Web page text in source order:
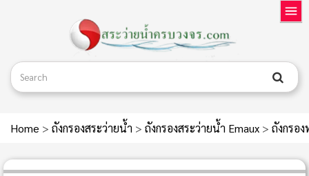
Home > ถังกรองสระว่ายน้ำ > ถังกรองสระว่ายน้ำ Emaux > ถังกรอ